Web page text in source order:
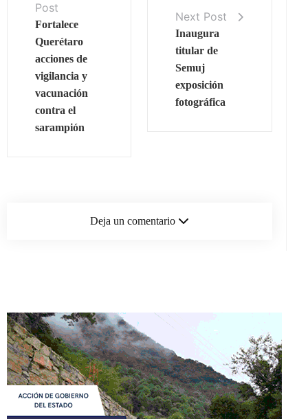
Post
Fortalece
Querétaro
acciones de
vigilancia y
vacunación
contra el
sarampión
Next Post
Inaugura
titular de
Semuj
exposición
fotográfica
Deja un comentario